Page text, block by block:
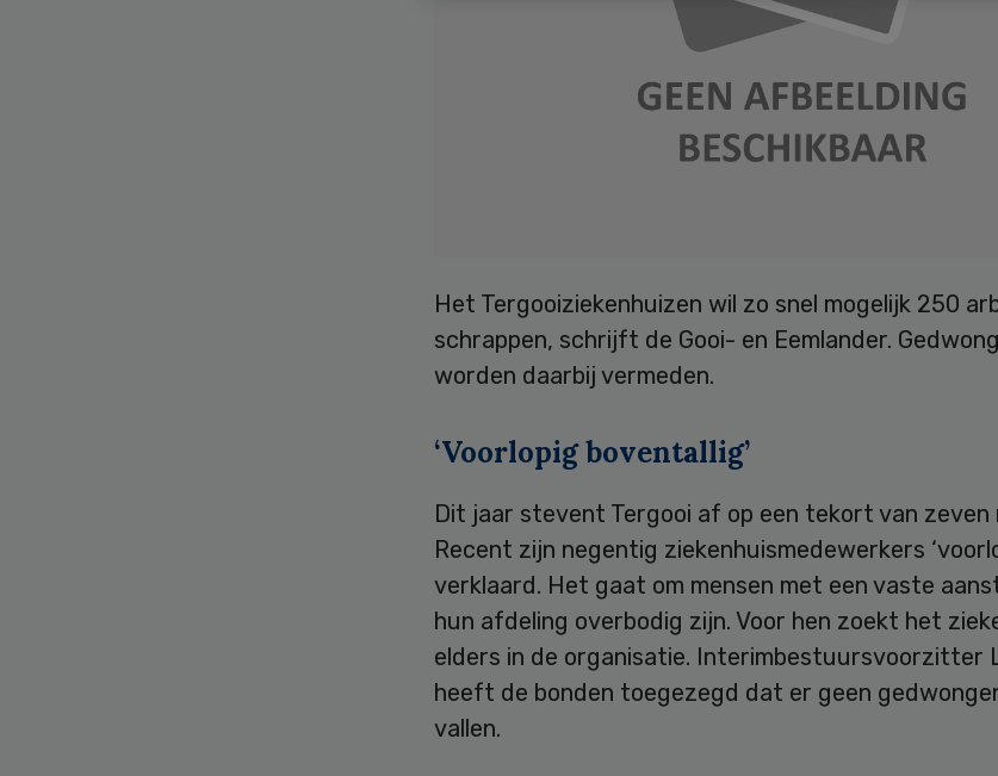
Het Tergooiziekenhuizen wil zo snel mogelijk 250
schrappen, schrijft de Gooi- en Eemlander.
worden daarbij vermeden.
‘Voorlopig boventallig’
Dit jaar stevent Tergooi af op een tekort van zeven
Recent zijn negentig ziekenhuismedewerkers
verklaard. Het gaat om mensen met een vaste
hun afdeling overbodig zijn. Voor hen zoekt het
elders in de organisatie. Interimbestuursvoorzitter
heeft de bonden toegezegd dat er geen
vallen.